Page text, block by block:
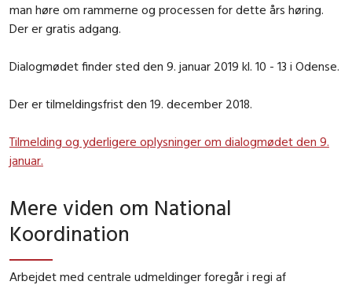
man høre om rammerne og processen for dette års høring.
Der er gratis adgang.
Dialogmødet finder sted den 9. januar 2019 kl. 10 - 13 i Odense.
Der er tilmeldingsfrist den 19. december 2018.
Tilmelding og yderligere oplysninger om dialogmødet den 9.
januar.
Mere viden om National
Koordination
Arbejdet med centrale udmeldinger foregår i regi af